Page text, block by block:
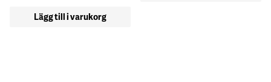
Lägg till i varukorg